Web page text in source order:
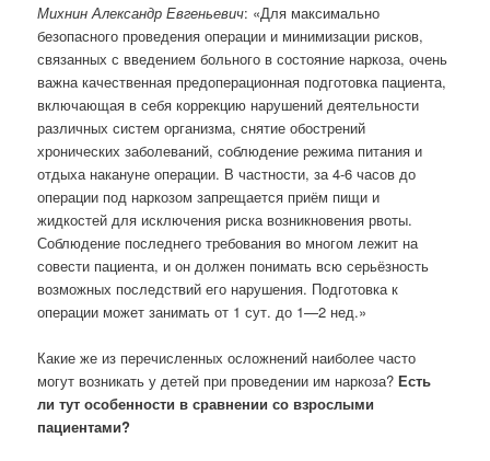
Михнин Александр Евгеньевич: «Для максимально
безопасного проведения операции и минимизации рисков,
связанных с введением больного в состояние наркоза, очень
важна качественная предоперационная подготовка пациента,
включающая в себя коррекцию нарушений деятельности
различных систем организма, снятие обострений
хронических заболеваний, соблюдение режима питания и
отдыха накануне операции. В частности, за 4-6 часов до
операции под наркозом запрещается приём пищи и
жидкостей для исключения риска возникновения рвоты.
Соблюдение последнего требования во многом лежит на
совести пациента, и он должен понимать всю серьёзность
возможных последствий его нарушения. Подготовка к
операции может занимать от 1 сут. до 1—2 нед.»
Какие же из перечисленных осложнений наиболее часто
могут возникать у детей при проведении им наркоза?Есть
ли тут особенности в сравнении со взрослыми
пациентами?